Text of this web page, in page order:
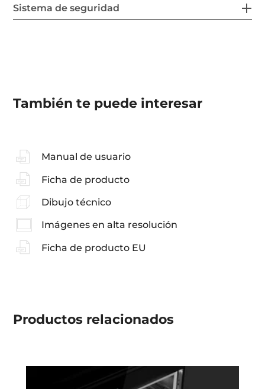
Sistema de seguridad
También te puede interesar
Manual de usuario
Ficha de producto
Dibujo técnico
Imágenes en alta resolución
Ficha de producto EU
Productos relacionados